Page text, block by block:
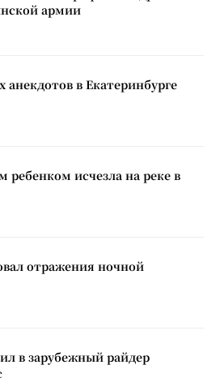
армии
анекдотов в Екатеринбурге
ребенком исчезла на реке в
отражения ночной
в зарубежный райдер